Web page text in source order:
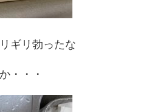
ギリ勃ったな
・・・